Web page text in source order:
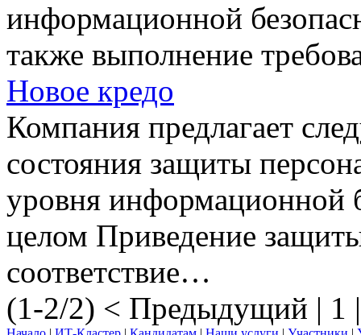
информационной
также выполнение
Новое кредо
Компания предлагает
состояния защиты
уровня информационной
целом Приведение
соответствие…
(1-2/2) < Предыдущий | 1